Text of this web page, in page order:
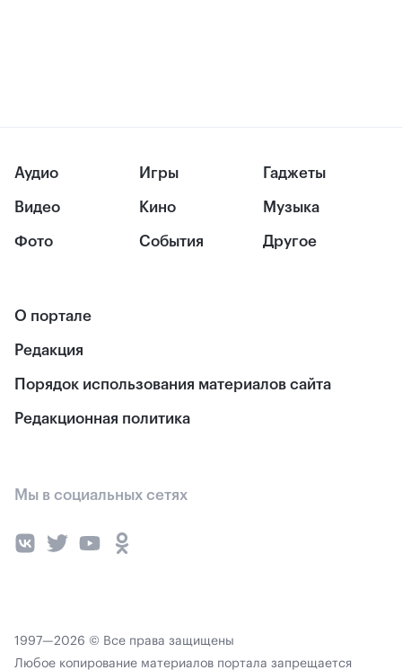
Аудио
Видео
Фото
Игры
Кино
События
Гаджеты
Музыка
Другое
О портале
Редакция
Порядок использования материалов сайта
Редакционная политика
Мы в социальных сетях
1997—2026 © Все права защищены
Любое копирование материалов портала запрещается